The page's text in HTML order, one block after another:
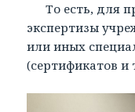
То есть, для
экспертизы
или иных
(сертификатов и